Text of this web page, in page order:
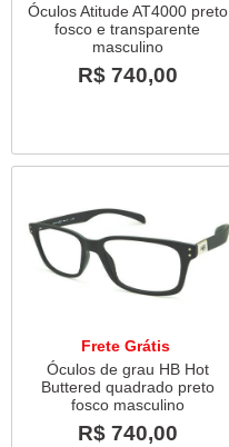
Óculos Atitude AT4000 preto
fosco e transparente
masculino
R$ 740,00
Frete Grátis
Óculos de grau HB Hot
Buttered quadrado preto
fosco masculino
R$ 740,00